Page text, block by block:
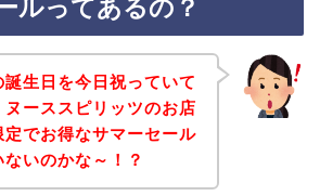
ルってあるの？
生日を今日祝っていて
ーススピリッツのお店
でお得なサマーセール
いのかな～！？